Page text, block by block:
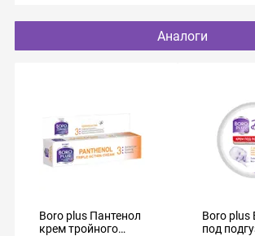
Аналоги
Boro plus Пантенол
крем тройного
Boro plus
под